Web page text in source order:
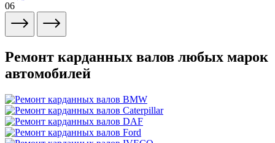
06
Ремонт карданных валов любых марок
автомобилей